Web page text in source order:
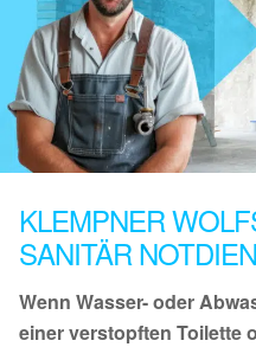
KLEMPNER
SANITÄR
Wenn Wasser- oder
einer verstopften Toilette